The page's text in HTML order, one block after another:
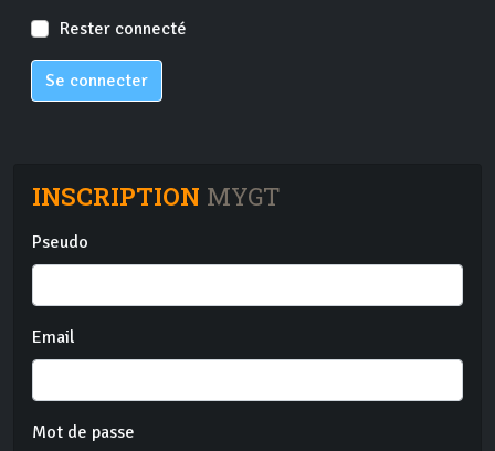
Rester connecté
Se connecter
INSCRIPTION MYGT
Pseudo
Email
Mot de passe